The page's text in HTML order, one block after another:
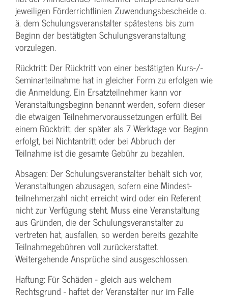
jeweiligen Förderrichtlinien Zuwendungs­bescheide o.
ä. dem Schulungs­veranstalter spätestens bis zum
Beginn der bestätigten Schulungs­veranstaltung
vorzulegen.
Rücktritt: Der Rücktritt von einer bestätigten Kurs-/­
Seminarteilnahme hat in gleicher Form zu erfolgen wie
die Anmeldung. Ein Ersatzteilnehmer kann vor
Veranstaltungs­beginn benannt werden, sofern dieser
die etwaigen Teilnehmer­voraussetzungen erfüllt. Bei
einem Rücktritt, der später als 7 Werktage vor Beginn
erfolgt, bei Nichtantritt oder bei Abbruch der
Teilnahme ist die gesamte Gebühr zu bezahlen.
Absagen: Der Schulungs­veranstalter behält sich vor,
Veranstaltungen abzusagen, sofern eine Mindest­
teilnehmerzahl nicht erreicht wird oder ein Referent
nicht zur Verfügung steht. Muss eine Veranstaltung
aus Gründen, die der Schulungs­veranstalter zu
vertreten hat, ausfallen, so werden bereits gezahlte
Teilnahme­gebühren voll zurückerstattet.
Weitergehende Ansprüche sind ausgeschlossen.
Haftung: Für Schäden - gleich aus welchem
Rechtsgrund - haftet der Veranstalter nur im Falle